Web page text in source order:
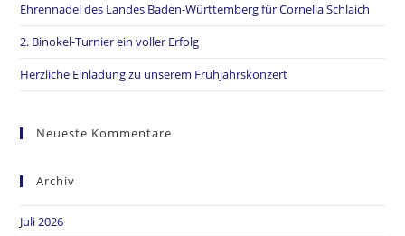
Ehrennadel des Landes Baden-Württemberg für Cornelia Schlaich
2. Binokel-Turnier ein voller Erfolg
Herzliche Einladung zu unserem Frühjahrskonzert
Neueste Kommentare
Archiv
Juli 2026